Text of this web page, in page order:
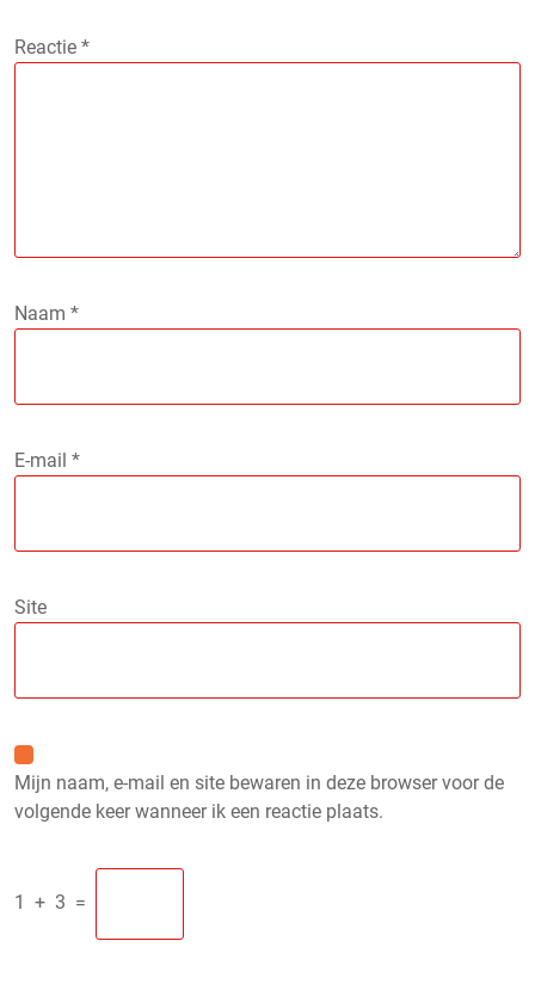
Reactie *
Naam *
E-mail *
Site
Mijn naam, e-mail en site bewaren in deze browser voor de
volgende keer wanneer ik een reactie plaats.
1 + 3 =